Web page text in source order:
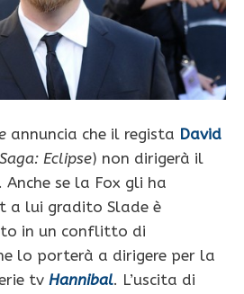
annuncia che il regista David
Eclipse) non dirigerà il
. Anche se la Fox gli ha
a lui gradito Slade è
in un conflitto di
lo porterà a dirigere per la
tv Hannibal. L’uscita di